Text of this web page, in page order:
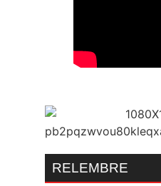
RELEMBRE